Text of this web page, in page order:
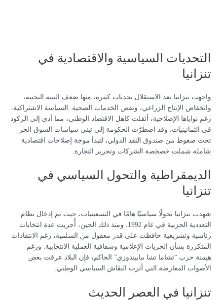
التحديات السياسية والاقتصادية في
تنزانيا
واجهت تنزانيا بعد الاستقلال تحديات كبيرة، منها ضعف البنية التحتية،
وانخفاض الإنتاج الزراعي، ونقص الخدمات الصحية. السياسة الاشتراكية،
رغم نواياها الإصلاحية، أثقلت كاهل الاقتصاد الوطني، مما أدى إلى الركود
في الثمانينيات. وقد اضطرّت الحكومة إلى تبني سياسات السوق الحر
تحت ضغوط من صندوق النقد الدولي، لتبدأ موجة إصلاحات اقتصادية
شاملة شملت خصخصة الشركات وتحرير التجارة.
الديمقراطية والتحول السياسي في
تنزانيا
شهدت تنزانيا تحولًا سياسيًا هامًا في التسعينيات، حيث تم إدخال نظام
التعددية الحزبية في عام 1992. ومنذ ذلك الحين، أُجريت عدة انتخابات
رئاسية وتشريعية حافظت على قدر معقول من السلمية، رغم الانتقادات
المتكررة بشأن الحريات الإعلامية وشفافية العملية الانتخابية. ورغم
هيمنة حزب “تشاما تشا مابيندوزي” الحاكم، فإن البلاد عرفت بعض
الأصوات المعارضة التي أثرت النقاش السياسي الوطني.
تنزانيا في العصر الحديث